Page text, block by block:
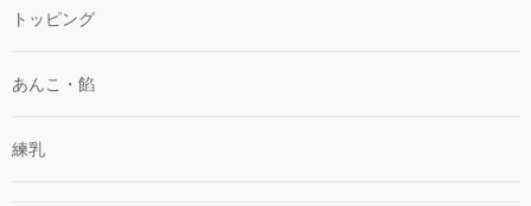
トッピング
あんこ・餡
練乳